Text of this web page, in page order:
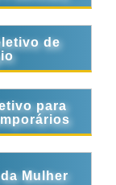
de
para
Mulher